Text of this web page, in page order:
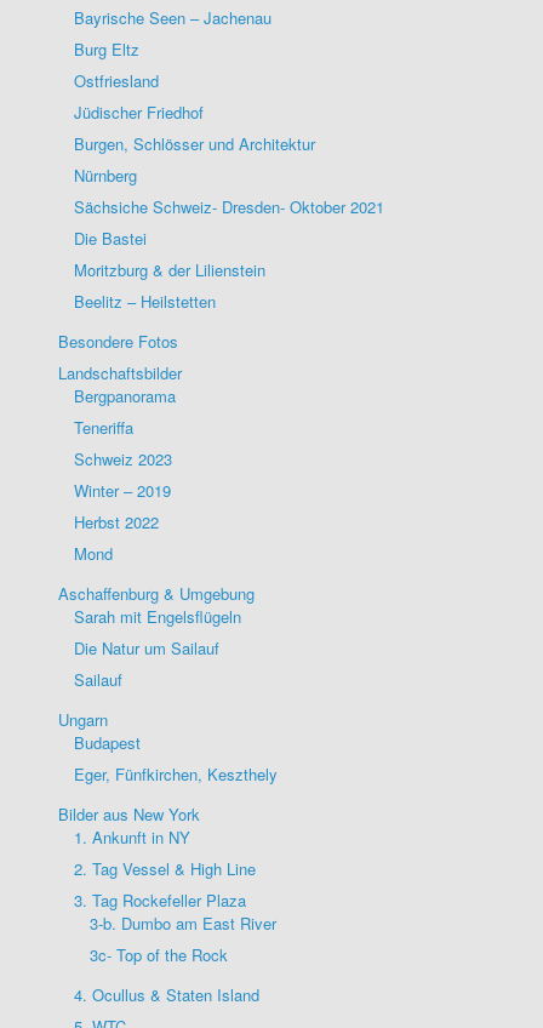
Bayrische Seen – Jachenau
Burg Eltz
Ostfriesland
Jüdischer Friedhof
Burgen, Schlösser und Architektur
Nürnberg
Sächsiche Schweiz- Dresden- Oktober 2021
Die Bastei
Moritzburg & der Lilienstein
Beelitz – Heilstetten
Besondere Fotos
Landschaftsbilder
Bergpanorama
Teneriffa
Schweiz 2023
Winter – 2019
Herbst 2022
Mond
Aschaffenburg & Umgebung
Sarah mit Engelsflügeln
Die Natur um Sailauf
Sailauf
Ungarn
Budapest
Eger, Fünfkirchen, Keszthely
Bilder aus New York
1. Ankunft in NY
2. Tag Vessel & High Line
3. Tag Rockefeller Plaza
3-b. Dumbo am East River
3c- Top of the Rock
4. Ocullus & Staten Island